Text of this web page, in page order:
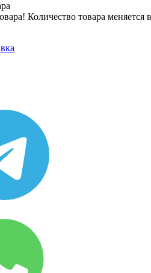
Количество товара меняется